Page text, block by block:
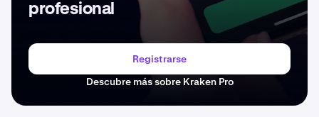
profesional
Registrarse
Descubre más sobre Kraken Pro